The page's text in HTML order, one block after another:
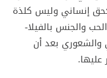
كحق إنساني وليس كلذة
والجنس بالفيلا-
والشعوري بعد أن
عليها.